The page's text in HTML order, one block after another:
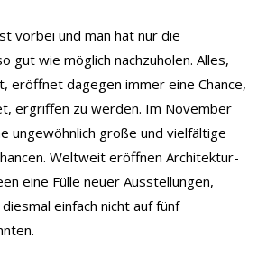
vorbei und man hat nur die
gut wie möglich nachzuholen. Alles,
eröffnet dagegen immer eine Chance,
ergriffen zu werden. Im November
ungewöhnlich große und vielfältige
Weltweit eröffnen Architektur-
eine Fülle neuer Ausstellungen,
einfach nicht auf fünf